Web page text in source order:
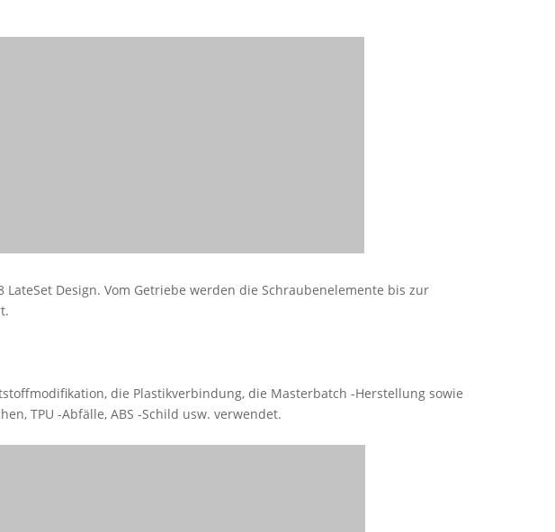
LateSet Design. Vom Getriebe werden die Schraubenelemente bis zur
die Plastikverbindung, die Masterbatch -Herstellung sowie
TPU -Abfälle, ABS -Schild usw. verwendet.